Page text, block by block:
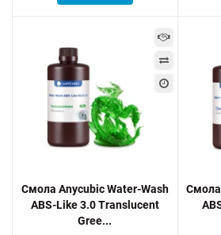
Смола Anycubic Water-Wash
ABS-Like 3.0 Translucent
Gree...
Смола